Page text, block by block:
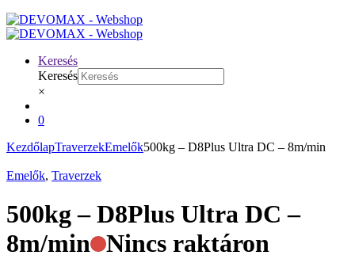
Keresés
Keresés
×
0
KezdőlapTraverzekEmelők500kg – D8Plus Ultra DC – 8m/min
Emelők, Traverzek
500kg – D8Plus Ultra DC –
8m/min Nincs raktáron